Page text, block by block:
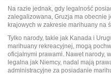
Na razie jednak, gdy legalność
zalegalizowana, Gruzja ma obecnie
krajowych w zakresie marihuany na
Tylko narody, takie jak Kanada i
marihuany rekreacyjnej, mogą
oficjalnymi prawami. Nawet narody,
legalna jak Niemcy, nadal mają
administracyjne za posiadanie